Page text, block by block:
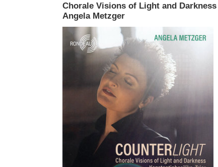
Chorale Visions of Light and Darkness
Angela Metzger